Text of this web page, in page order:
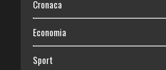
Cronaca
Economia
Sport